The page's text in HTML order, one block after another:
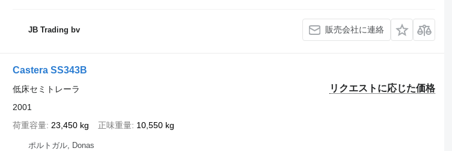
JB Trading bv 販売会社に連絡
Castera SS343B
リクエストに応じた価格
低床セミトレーラ
2001
荷重容量 23,450 kg 正味重量 10,550 kg
ポルトガル, Donas